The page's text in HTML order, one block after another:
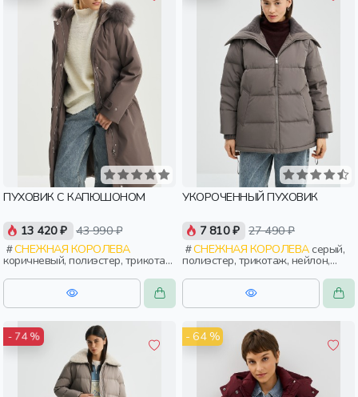
ПУХОВИК С КАПЮШОНОМ
13 420 ₽ 43 990 ₽
СНЕЖНАЯ КОРОЛЕВА
коричневый, полиэстер, трикотаж,
эластан, зима, осень, россия,
женщины, взрослые
УКОРОЧЕННЫЙ ПУХОВИК
7 810 ₽ 27 490 ₽
СНЕЖНАЯ КОРОЛЕВАсерый,
полиэстер, трикотаж, нейлон,
зима, осень, россия, женщины,
взрослые
- 74 % - 64 %